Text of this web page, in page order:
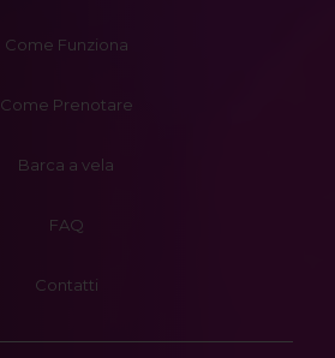
Come Funziona
Come Prenotare
Barca a vela
FAQ
Contatti